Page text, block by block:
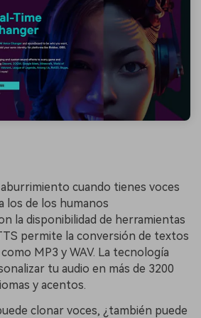
cuando tienes voces
los de los humanos
la disponibilidad de herramientas
permite la conversión de textos
MP3 y WAV. La tecnología
tu audio en más de 3200
y acentos.
clonar voces, ¿también puede